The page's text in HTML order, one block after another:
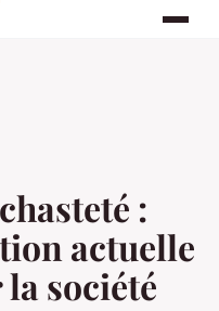
:
actuelle
société